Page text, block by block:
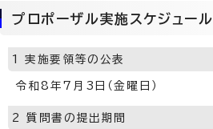
プロポーザル実施スケジュール
1 実施要領等の公表
令和8年7月3日（金曜日）
2 質問書の提出期間